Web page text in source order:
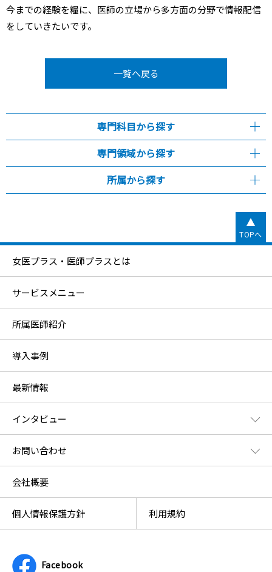
今までの経験を糧に、医師の立場から多方面の分野で情報配信
をしていきたいです。
一覧へ戻る
専門科目から探す
専門領域から探す
所属から探す
TOPへ
女医プラス・医師プラスとは
サービスメニュー
所属医師紹介
導入事例
最新情報
インタビュー
お問い合わせ
会社概要
個人情報保護方針 利用規約
Facebook